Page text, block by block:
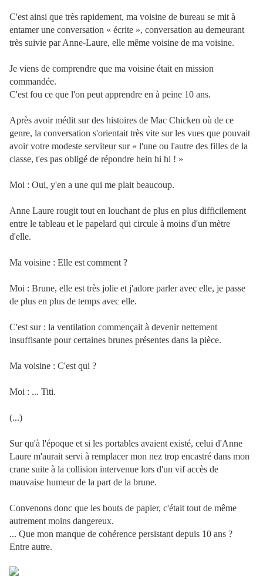
C'est ainsi que très rapidement, ma voisine de bureau se mit à
entamer une conversation « écrite », conversation au demeurant
très suivie par Anne-Laure, elle même voisine de ma voisine.
Je viens de comprendre que ma voisine était en mission
commandée.
C'est fou ce que l'on peut apprendre en à peine 10 ans.
Après avoir médit sur des histoires de Mac Chicken où de ce
genre, la conversation s'orientait très vite sur les vues que pouvait
avoir votre modeste serviteur sur « l'une ou l'autre des filles de la
classe, t'es pas obligé de répondre hein hi hi ! »
Moi : Oui, y'en a une qui me plait beaucoup.
Anne Laure rougit tout en louchant de plus en plus difficilement
entre le tableau et le papelard qui circule à moins d'un mètre
d'elle.
Ma voisine : Elle est comment ?
Moi : Brune, elle est très jolie et j'adore parler avec elle, je passe
de plus en plus de temps avec elle.
C'est sur : la ventilation commençait à devenir nettement
insuffisante pour certaines brunes présentes dans la pièce.
Ma voisine : C'est qui ?
Moi : ... Titi.
(...)
Sur qu'à l'époque et si les portables avaient existé, celui d'Anne
Laure m'aurait servi à remplacer mon nez trop encastré dans mon
crane suite à la collision intervenue lors d'un vif accès de
mauvaise humeur de la part de la brune.
Convenons donc que les bouts de papier, c'était tout de même
autrement moins dangereux.
... Que mon manque de cohérence persistant depuis 10 ans ?
Entre autre.